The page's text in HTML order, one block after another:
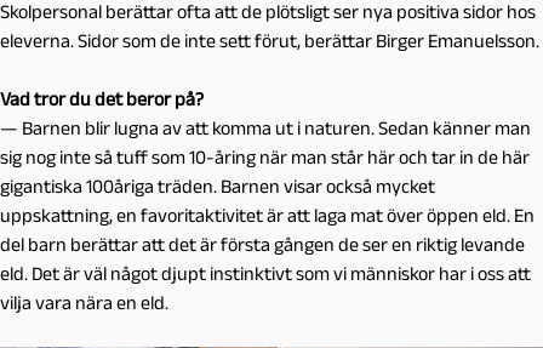
Skolpersonal berättar ofta att de plötsligt ser nya positiva sidor hos
eleverna. Sidor som de inte sett förut, berättar Birger Emanuelsson.
Vad tror du det beror på?
— Barnen blir lugna av att komma ut i naturen. Sedan känner man
sig nog inte så tuff som 10-åring när man står här och tar in de här
gigantiska 100åriga träden. Barnen visar också mycket
uppskattning, en favoritaktivitet är att laga mat över öppen eld. En
del barn berättar att det är första gången de ser en riktig levande
eld. Det är väl något djupt instinktivt som vi människor har i oss att
vilja vara nära en eld.